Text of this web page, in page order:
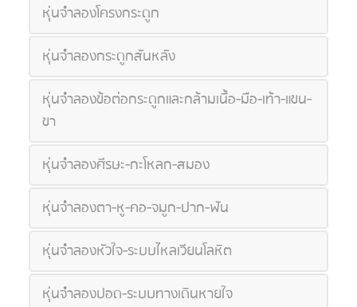
หุ่นจำลองโครงกระดูก
หุ่นจำลองกระดูกสันหลัง
หุ่นจำลองข้อต่อกระดูกและกล้ามเนื้อ-มือ-เท้า-แขน-
ขา
หุ่นจำลองศีรษะ-กะโหลก-สมอง
หุ่นจำลองตา-หู-คอ-จมูก-ปาก-ฟัน
หุ่นจำลองหัวใจ-ระบบไหลเวียนโลหิต
หุ่นจำลองปอด-ระบบทางเดินหายใจ